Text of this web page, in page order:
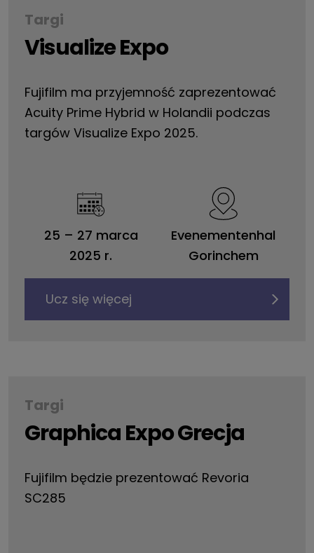
Targi
Visualize Expo
Fujifilm ma przyjemność zaprezentować
Acuity Prime Hybrid w Holandii podczas
targów Visualize Expo 2025.
25 – 27 marca
2025 r.
Evenementenhal
Gorinchem
Ucz się więcej
Targi
Graphica Expo Grecja
Fujifilm będzie prezentować Revoria
SC285